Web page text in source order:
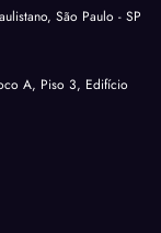
São Paulo - SP
A, Piso 3, Edifício